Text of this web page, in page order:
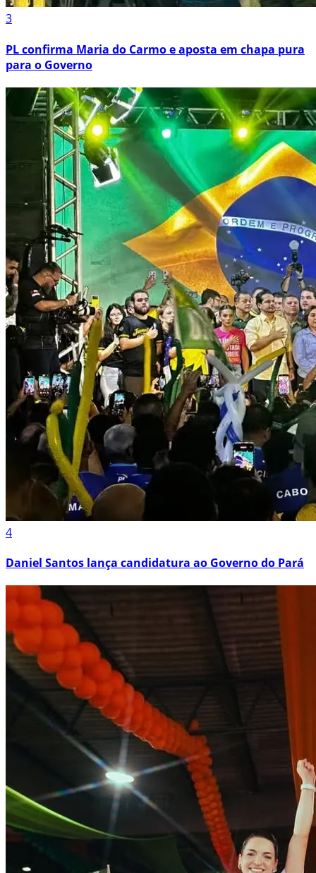
3
PL confirma Maria do Carmo e aposta em chapa pura
para o Governo
4
Daniel Santos lança candidatura ao Governo do Pará